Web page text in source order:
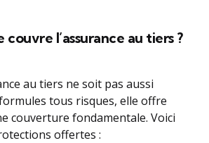
couvre l’assurance au tiers ?
au tiers ne soit pas aussi
tous risques, elle offre
couverture fondamentale. Voici
offertes :